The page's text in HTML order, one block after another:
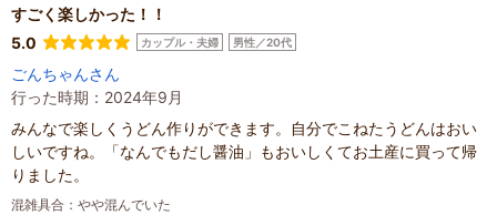
すごく楽しかった！！
5.0
カップル・夫婦 男性／20代
ごんちゃんさん
行った時期：2024年9月
みんなで楽しくうどん作りができます。自分でこねたうどんはおい
しいですね。「なんでもだし醤油」もおいしくてお土産に買って帰
りました。
混雑具合 ： やや混んでいた